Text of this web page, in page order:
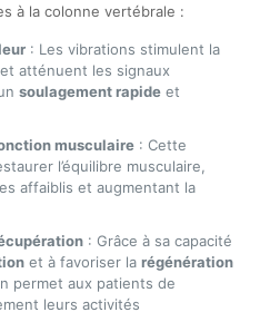
à la colonne vertébrale :
: Les vibrations stimulent la
atténuent les signaux
soulagement rapideet
musculaire: Cette
l’équilibre musculaire,
affaiblis et augmentant la
: Grâce à sa capacité
et à favoriser la régénération
permet aux patients de
leurs activités